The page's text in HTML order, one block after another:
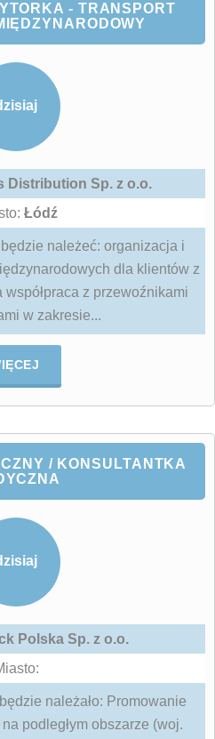
- TRANSPORT
Distribution Sp. z o.o.
Łódź
należeć: organizacja i
dla klientów z
z przewoźnikami
w zakresie...
/ KONSULTANTKA
Polska Sp. z o.o.
należało: Promowanie
podległym obszarze (woj.